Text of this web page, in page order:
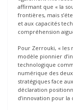
affirmant que « la
frontières, mais
et aux capacités
compréhension
Pour Zerrouki, « les
modèle pionnier
technologique
numérique des
stratégiques face
déclaration
d’innovation pour